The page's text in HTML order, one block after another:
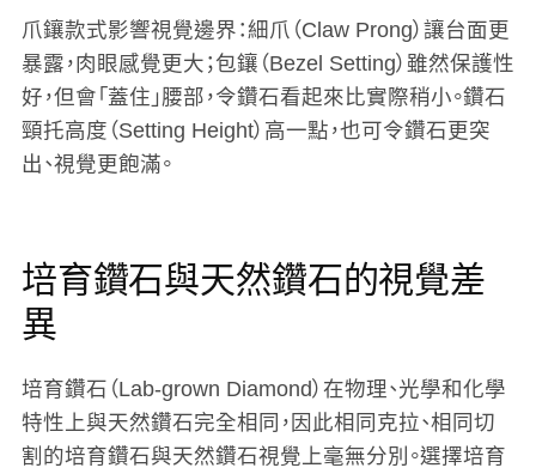
爪鑲款式影響視覺邊界：細爪（Claw Prong）讓台面更
暴露，肉眼感覺更大；包鑲（Bezel Setting）雖然保護性
好，但會「蓋住」腰部，令鑽石看起來比實際稍小。鑽石
頸托高度（Setting Height）高一點，也可令鑽石更突
出、視覺更飽滿。
培育鑽石與天然鑽石的視覺差
異
培育鑽石（Lab-grown Diamond）在物理、光學和化學
特性上與天然鑽石完全相同，因此相同克拉、相同切
割的培育鑽石與天然鑽石視覺上毫無分別。選擇培育